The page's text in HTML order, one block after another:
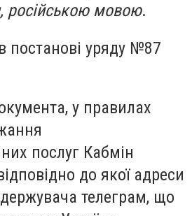
російською мовою.
постанові уряду №87
у правилах
послуг Кабмін
до якої адреси
телеграм, що